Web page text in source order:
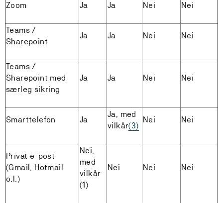
Zoom Ja Ja Nei Nei
Teams /
Sharepoint
Ja Ja Nei Nei
Teams /
Sharepoint med
særleg sikring
Ja Ja Nei Nei
Smarttelefon Ja
Ja, med
vilkår(3)
Nei Nei
Privat e-post
(Gmail, Hotmail
o.l.)
Nei,
med
vilkår
(1)
Nei Nei Nei